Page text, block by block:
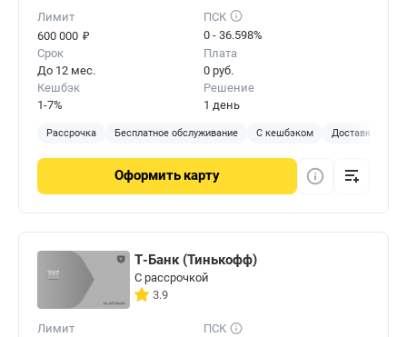
Лимит
600 000 ₽
ПСК
0 - 36.598%
Срок
До 12 мес.
Плата
0 руб.
Кешбэк
1-7%
Решение
1 день
Рассрочка Бесплатное обслуживание С кешбэком Доставка на
Оформить карту
Т-Банк (Тинькофф)
С рассрочкой
3.9
Лимит
ПСК